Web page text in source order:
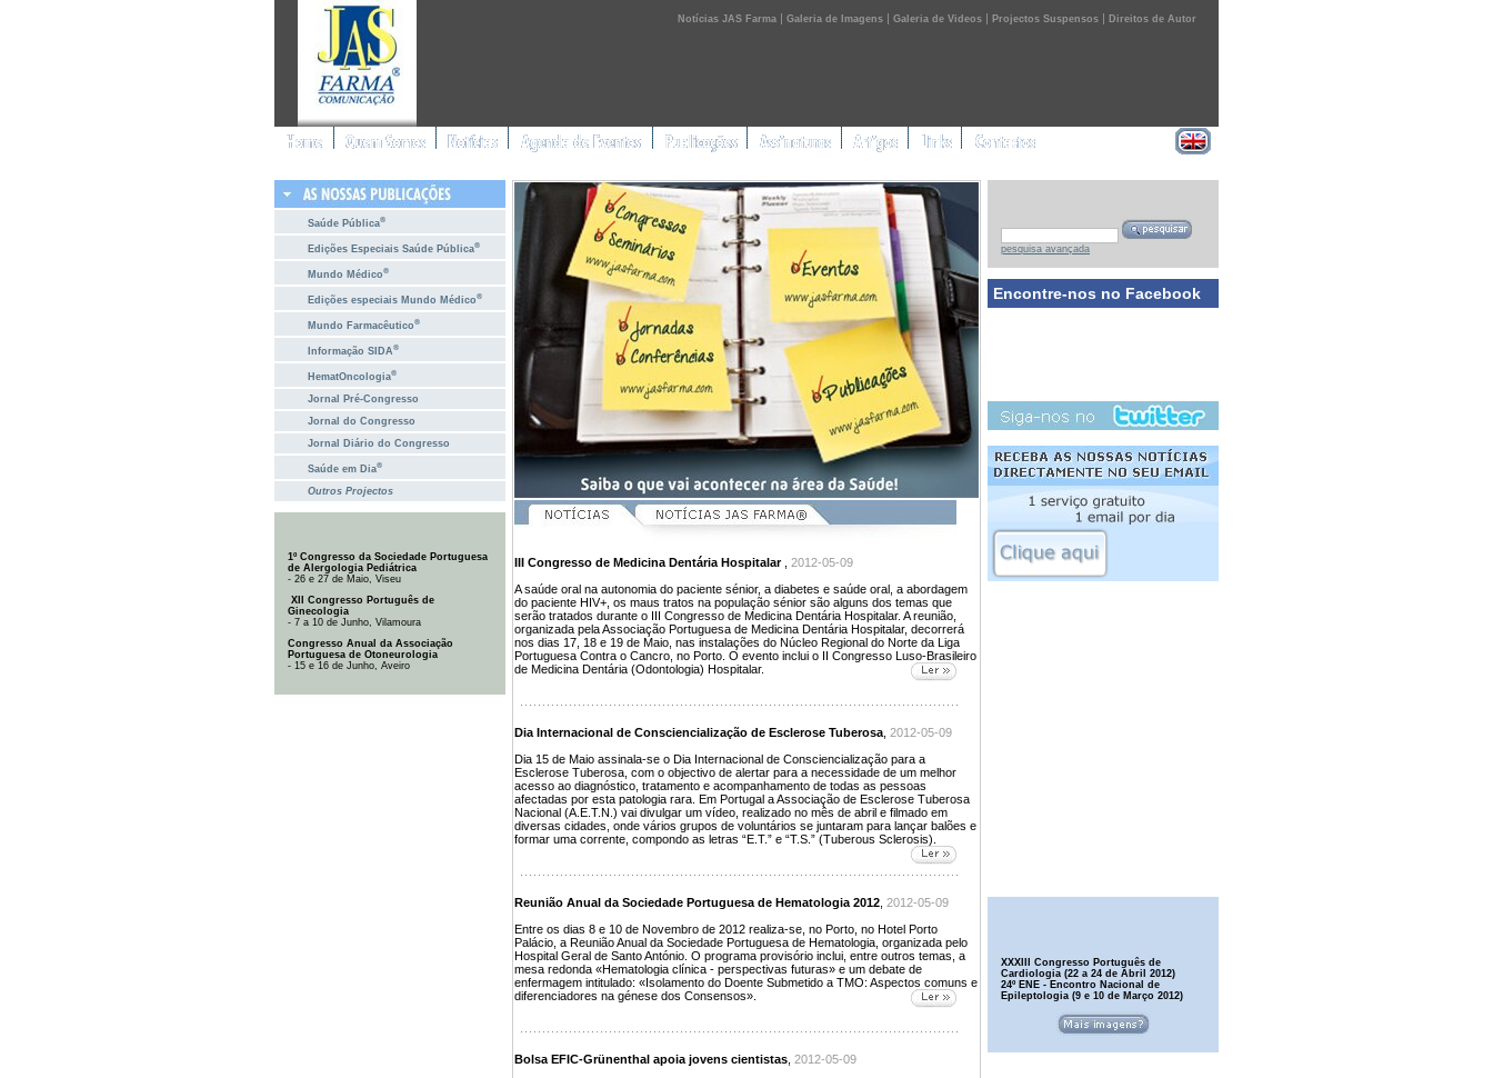
Notícias JAS Farma | Galeria de Imagens | Galeria de Videos | Projectos Suspensos | Direitos de Autor
Saúde Pública®
Edições Especiais Saúde Pública®
Mundo Médico®
Edições especiais Mundo Médico®
Mundo Farmacêutico®
Informação SIDA®
HematOncologia®
Jornal Pré-Congresso
Jornal do Congresso
Jornal Diário do Congresso
Saúde em Dia®
Outros Projectos
1º Congresso da Sociedade Portuguesa
de Alergologia Pediátrica
- 26 e 27 de Maio, Viseu
XII Congresso Português de
Ginecologia
- 7 a 10 de Junho, Vilamoura
Congresso Anual da Associação
Portuguesa de Otoneurologia
- 15 e 16 de Junho, Aveiro
III Congresso de Medicina Dentária Hospitalar, 2012-05-09
A saúde oral na autonomia do paciente sénior, a diabetes e saúde oral, a abordagem
do paciente HIV+, os maus tratos na população sénior são alguns dos temas que
serão tratados durante o III Congresso de Medicina Dentária Hospitalar. A reunião,
organizada pela Associação Portuguesa de Medicina Dentária Hospitalar, decorrerá
nos dias 17, 18 e 19 de Maio, nas instalações do Núcleo Regional do Norte da Liga
Portuguesa Contra o Cancro, no Porto. O evento inclui o II Congresso Luso-Brasileiro
de Medicina Dentária (Odontologia) Hospitalar.
Dia Internacional de Consciencialização de Esclerose Tuberosa 2012-05-09
Dia 15 de Maio assinala-se o Dia Internacional de Consciencialização para a
Esclerose Tuberosa, com o objectivo de alertar para a necessidade de um melhor
acesso ao diagnóstico, tratamento e acompanhamento de todas as pessoas
afectadas por esta patologia rara. Em Portugal a Associação de Esclerose Tuberosa
Nacional (A.E.T.N.) vai divulgar um vídeo, realizado no mês de abril e filmado em
diversas cidades, onde vários grupos de voluntários se juntaram para lançar balões e
formar uma corrente, compondo as letras “E.T.” e “T.S.” (Tuberous Sclerosis).
Reunião Anual da Sociedade Portuguesa de Hematologia 2012 2012-05-09
Entre os dias 8 e 10 de Novembro de 2012 realiza-se, no Porto, no Hotel Porto
Palácio, a Reunião Anual da Sociedade Portuguesa de Hematologia, organizada pelo
Hospital Geral de Santo António. O programa provisório inclui, entre outros temas, a
mesa redonda «Hematologia clínica - perspectivas futuras» e um debate de
enfermagem intitulado: «Isolamento do Doente Submetido a TMO: Aspectos comuns e
diferenciadores na génese dos Consensos».
Bolsa EFIC-Grünenthal apoia jovens cientistas 2012-05-09
pesquisa avançada
Encontre-nos no Facebook
XXXIII Congresso Português de
Cardiologia (22 a 24 de Abril 2012)
24º ENE - Encontro Nacional de
Epileptologia (9 e 10 de Março 2012)